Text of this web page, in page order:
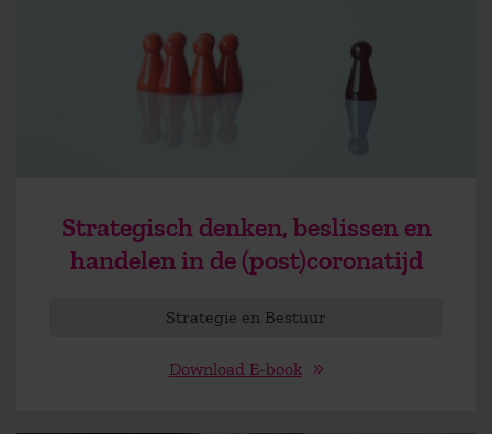
Strategisch denken, beslissen en
handelen in de (post)coronatijd
Strategie en Bestuur
Download E-book